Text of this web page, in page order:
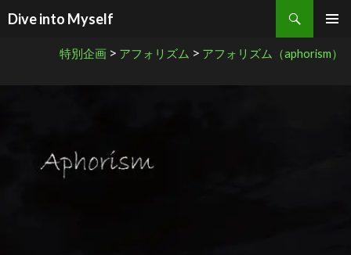
Dive into Myself
検索
特別企画 > アフォリズム > アフォリズム（aphorism）